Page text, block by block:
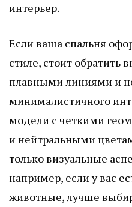
интерьер.
Если ваша спальня
стиле, стоит обратить
плавными линиями и
минималистичного
модели с четкими
и нейтральными
только визуальные
например, если у вас
животные, лучше